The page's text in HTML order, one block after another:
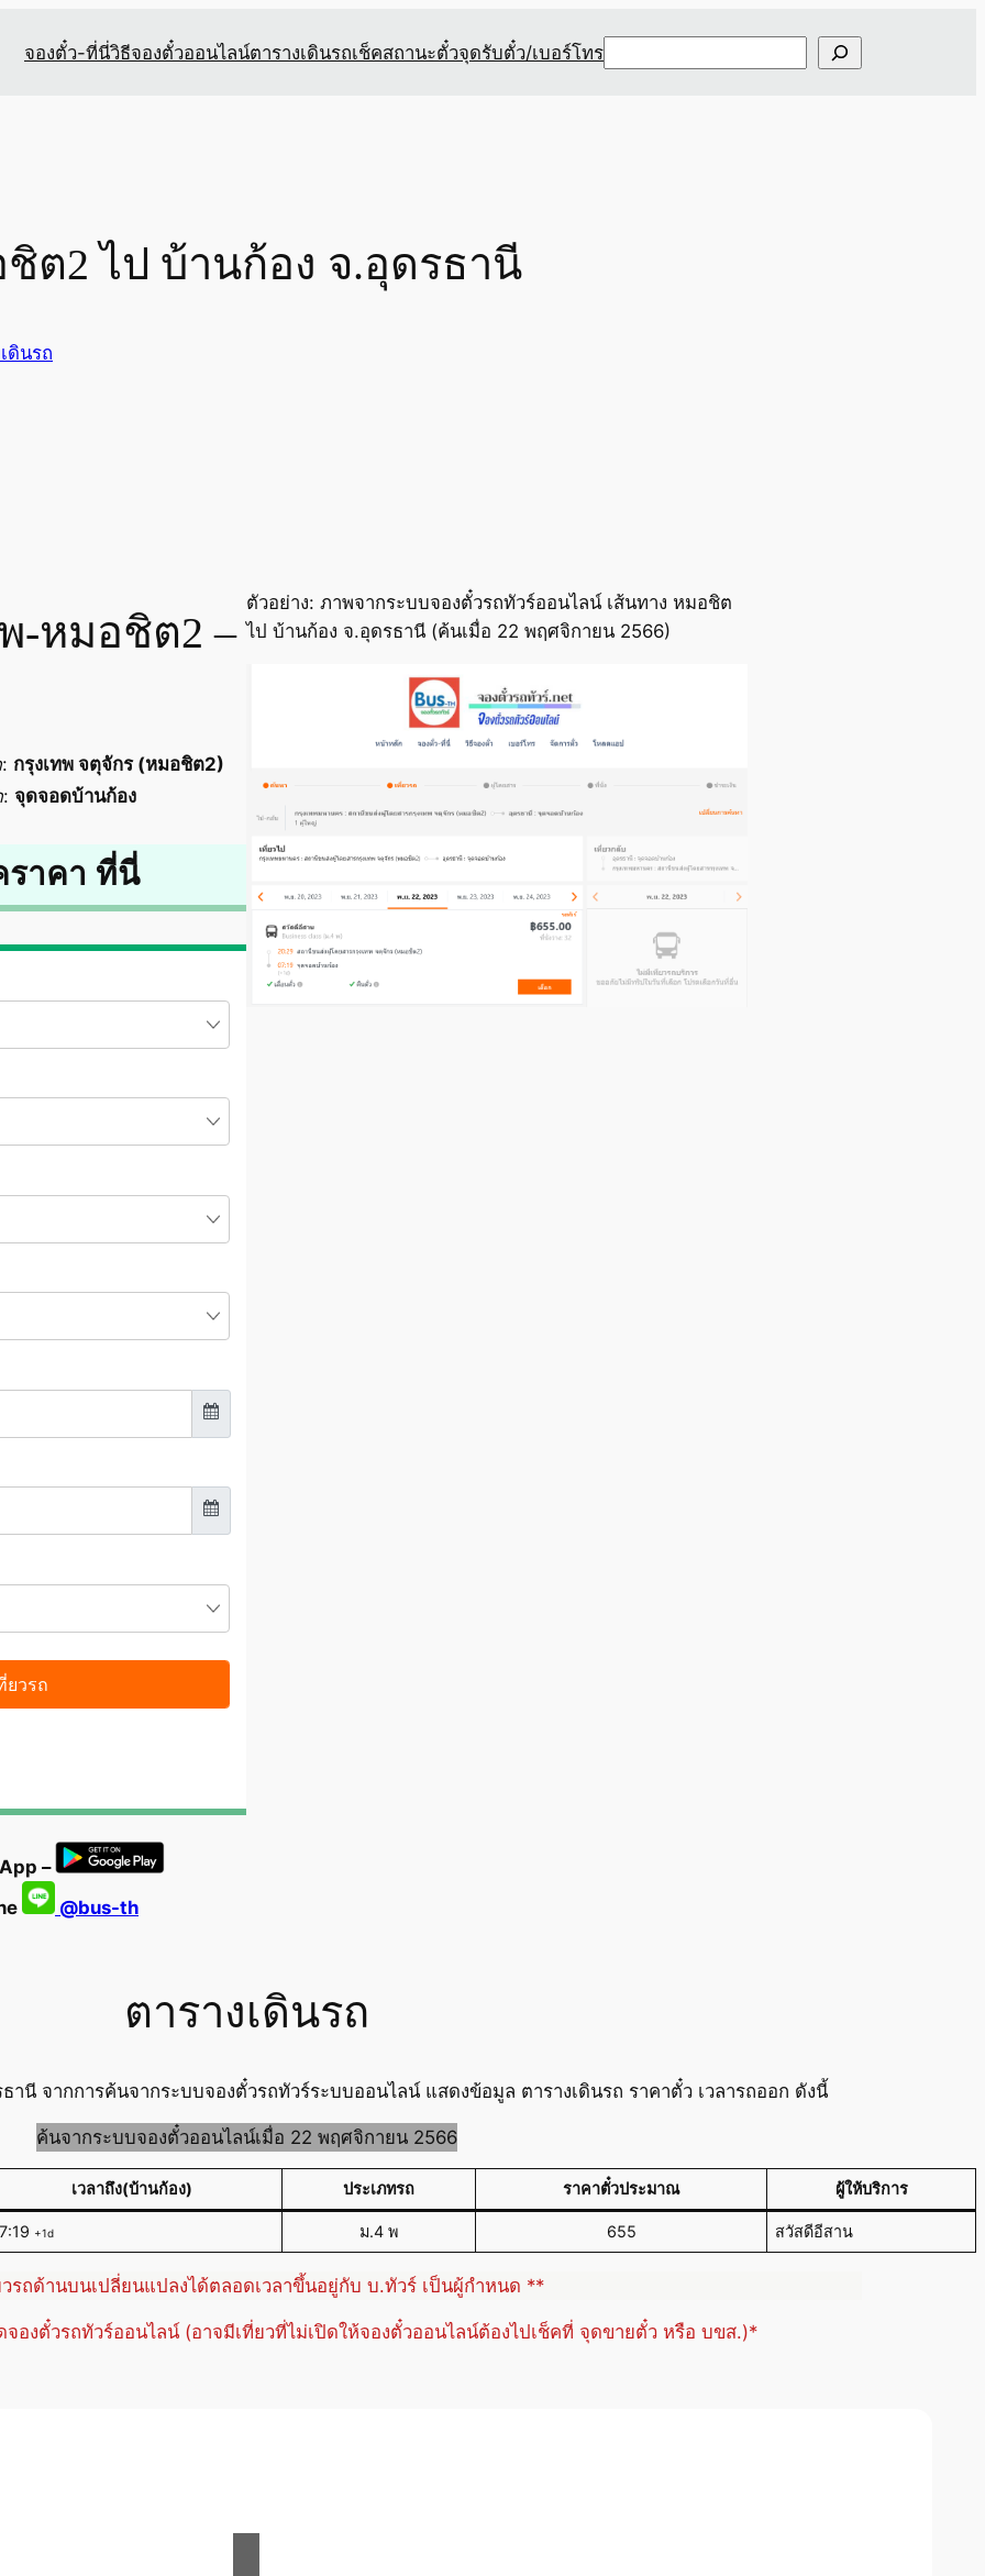
จองตั๋ว-ที่นี่วิธีจองตั๋วออนไลน์ตารางเดินรถเช็คสถานะตั๋วจุดรับตั๋ว/เบอร์โทรSearch
ต2 ไป บ้านก้อง จ.อุดรธานี
ดินรถ
-หมอชิต2 –
: กรุงเทพ จตุจักร (หมอชิต2)
: จุดจอดบ้านก้อง
ราคา ที่นี่
–
@bus-th
ตัวอย่าง: ภาพจากระบบจองตั๋วรถทัวร์ออนไลน์ เส้นทาง หมอชิต
ไป บ้านก้อง จ.อุดรธานี (ค้นเมื่อ 22 พฤศจิกายน 2566)
ตารางเดินรถ
นี จากการค้นจากระบบจองตั๋วรถทัวร์ระบบออนไลน์ แสดงข้อมูล ตารางเดินรถ ราคาตั๋ว เวลารถออก ดังนี้
ค้นจากระบบจองตั๋วออนไลน์เมื่อ 22 พฤศจิกายน 2566
เวลาถึง(บ้านก้อง) ประเภทรถ ราคาตั๋วประมาณ ผู้ให้บริการ
+1d ม.4 พ 655 สวัสดีอีสาน
รถด้านบนเปลี่ยนแปลงได้ตลอดเวลาขึ้นอยู่กับ บ.ทัวร์ เป็นผู้กำหนด **
จองตั๋วรถทัวร์ออนไลน์ (อาจมีเที่ยวที่ไม่เปิดให้จองตั๋วออนไลน์ต้องไปเช็คที่ จุดขายตั๋ว หรือ บขส.)*